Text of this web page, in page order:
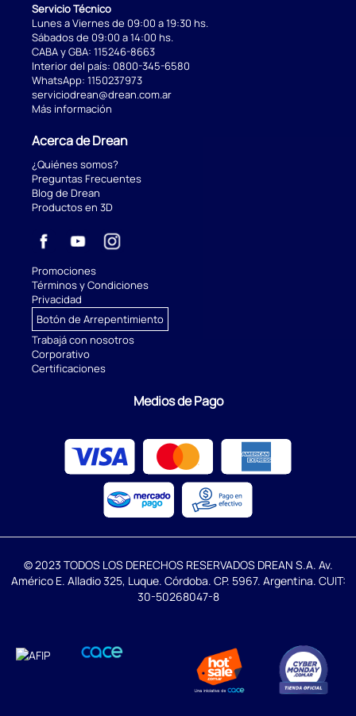
Servicio Técnico
Lunes a Viernes de 09:00 a 19:30 hs.
Sábados de 09:00 a 14:00 hs.
CABA y GBA: 115246-8663
Interior del país: 0800-345-6580
WhatsApp: 1150237973
serviciodrean@drean.com.ar
Más información
Acerca de Drean
¿Quiénes somos?
Preguntas Frecuentes
Blog de Drean
Productos en 3D
Promociones
Términos y Condiciones
Privacidad
Botón de Arrepentimiento
Trabajá con nosotros
Corporativo
Certificaciones
Medios de Pago
© 2023 TODOS LOS DERECHOS RESERVADOS DREAN S.A. Av.
Américo E. Alladio 325, Luque. Córdoba. CP. 5967. Argentina. CUIT:
30-50268047-8